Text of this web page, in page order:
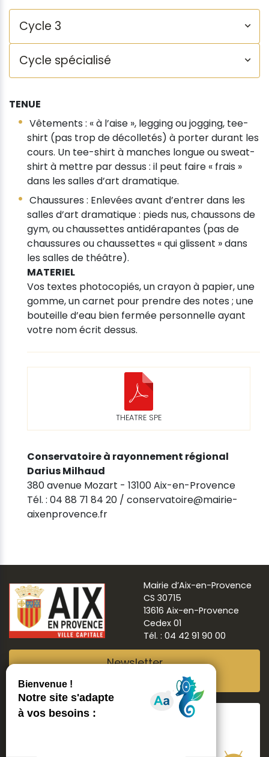
Cycle 3
Cycle spécialisé
TENUE
Vêtements : « à l’aise », legging ou jogging, tee-
shirt (pas trop de décolletés) à porter durant les
cours. Un tee-shirt à manches longue ou sweat-
shirt à mettre par dessus : il peut faire « frais »
dans les salles d’art dramatique.
Chaussures : Enlevées avant d’entrer dans les
salles d’art dramatique : pieds nus, chaussons de
gym, ou chaussettes antidérapantes (pas de
chaussures ou chaussettes « qui glissent » dans
les salles de théâtre).
MATERIEL
Vos textes photocopiés, un crayon à papier, une
gomme, un carnet pour prendre des notes ; une
bouteille d’eau bien fermée personnelle ayant
votre nom écrit dessus.
THEATRE SPE
Conservatoire à rayonnement régional
Darius Milhaud
380 avenue Mozart - 13100 Aix-en-Provence
Tél. : 04 88 71 84 20 / conservatoire@mairie-
aixenprovence.fr
Mairie d’Aix-en-Provence
CS 30715
13616 Aix-en-Provence
Cedex 01
Tél. : 04 42 91 90 00
Newsletter
Suivre Aix ma ville